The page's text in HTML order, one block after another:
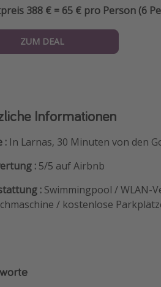
388 € = 65 € pro Person (6
ZUM DEAL
Informationen
: In Larnas, 30 Minuten von den
: 5/5 auf Airbnb
: Swimmingpool / WLAN-
/ kostenlose